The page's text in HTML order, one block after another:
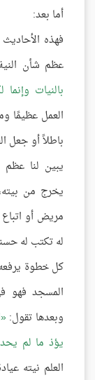
أما بعد:
فهذه
عظم شأن
بالنيات
العمل عظيمًا
باطلاً أو جعل
يبين لنا عظم
يخرج من
مريض أو
له تكتب له
كل خطوة
المسجد فهو
وبعدها تقول:
يؤذ ما لم
العلم نيته